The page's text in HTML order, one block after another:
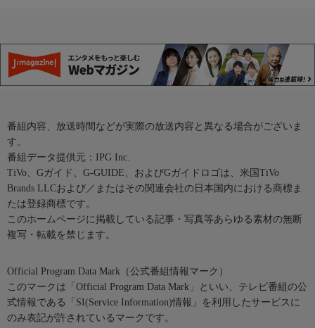
番組内容、放送時間などが実際の放送内容と異なる場合がございま
す。
番組データ提供元：IPG Inc.
TiVo、Gガイド、G-GUIDE、およびGガイドロゴは、米国TiVo
Brands LLCおよび／またはその関連会社の日本国内における商標ま
たは登録商標です。
このホームページに掲載している記事・写真等あらゆる素材の無断
複写・転載を禁じます。
Official Program Data Mark（公式番組情報マーク）
このマークは「Official Program Data Mark」といい、テレビ番組の公
式情報である「SI(Service Information)情報」を利用したサービスに
のみ表記が許されているマークです。